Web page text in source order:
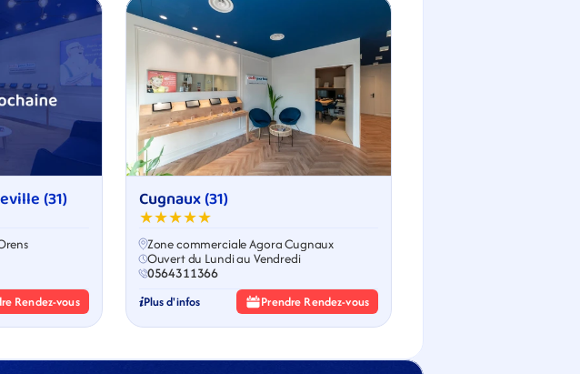
(31)
Rendez-vous
Cugnaux (31)
★★★★★
Zone commerciale Agora Cugnaux
Ouvert du Lundi au Vendredi
0564311366
Plus d'infos Prendre Rendez-vous